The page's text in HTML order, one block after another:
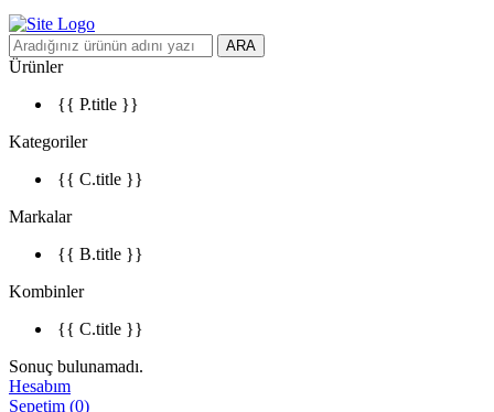
ARA
Ürünler
{{ P.title }}
Kategoriler
{{ C.title }}
Markalar
{{ B.title }}
Kombinler
{{ C.title }}
Sonuç bulunamadı.
Hesabım
Sepetim (0)